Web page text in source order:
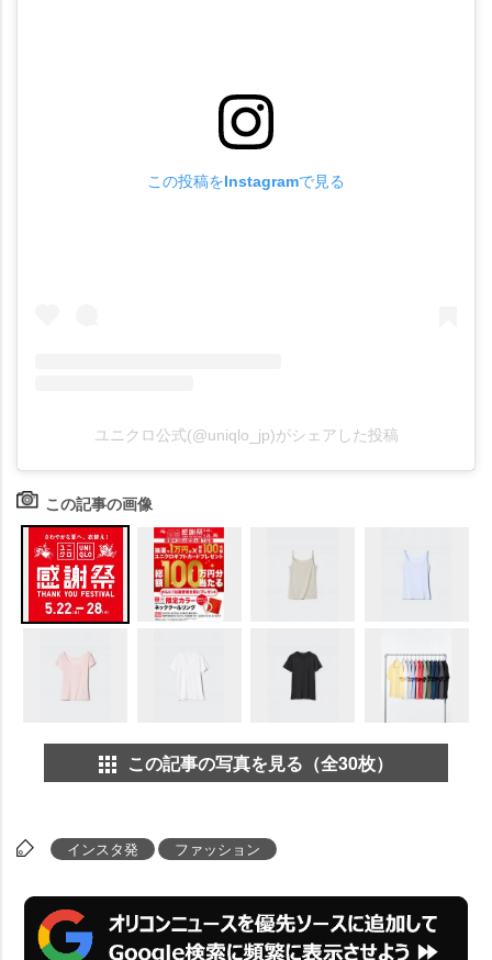
この投稿をInstagramで見る
ユニクロ公式(@uniqlo_jp)がシェアした投稿
この記事の画像
この記事の写真を見る（全30枚）
インスタ発 ファッション